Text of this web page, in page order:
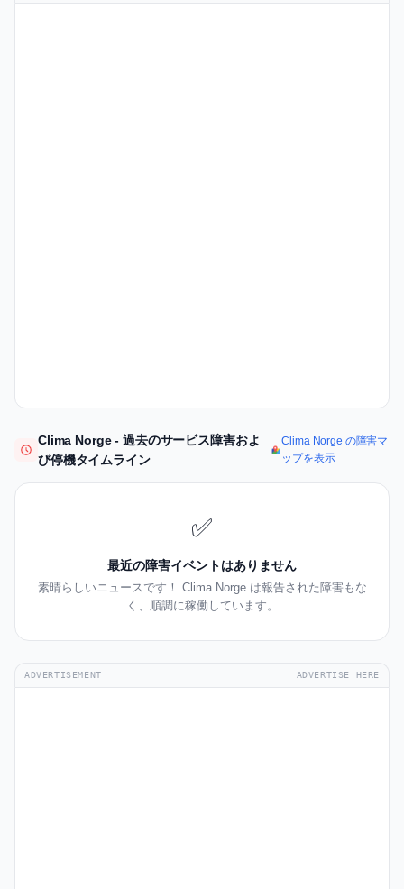
Clima Norge - 過去のサービス障害およ
び停機タイムライン
Clima Norge の障害マ
ップを表示
✅
最近の障害イベントはありません
素晴らしいニュースです！ Clima Norge は報告された障害もな
く、順調に稼働しています。
ADVERTISEMENT ADVERTISE HERE